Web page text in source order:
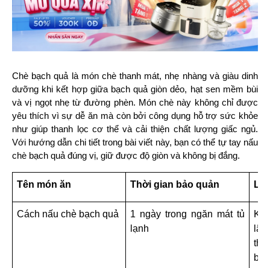
Chè bạch quả là món chè thanh mát, nhẹ nhàng và giàu dinh
dưỡng khi kết hợp giữa bạch quả giòn dẻo, hạt sen mềm bùi
và vị ngọt nhẹ từ đường phèn. Món chè này không chỉ được
yêu thích vì sự dễ ăn mà còn bởi công dụng hỗ trợ sức khỏe
như giúp thanh lọc cơ thể và cải thiện chất lượng giấc ngủ.
Với hướng dẫn chi tiết trong bài viết này, bạn có thể tự tay nấu
chè bạch quả đúng vị, giữ được độ giòn và không bị đắng.
Tên món ăn Thời gian bảo quản
Cách nấu chè bạch quả
1 ngày trong ngăn mát tủ
lạnh